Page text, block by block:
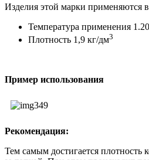
Изделия этой марки применяются
Температура применения
Плотность 1,9 кг/дм3
Пример использования
Рекомендация:
Тем самым достигается